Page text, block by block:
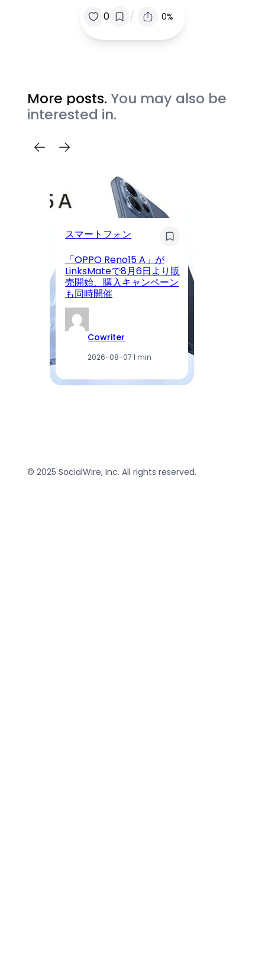
0 / 0%
More posts. You may also be
interested in.
スマートフォン
「OPPO Reno15 A」が
LinksMateで8月6日より販
売開始、購入キャンペーン
も同時開催
Cowriter
2026-08-07·1 min
© 2025 SocialWire, Inc. All rights reserved.